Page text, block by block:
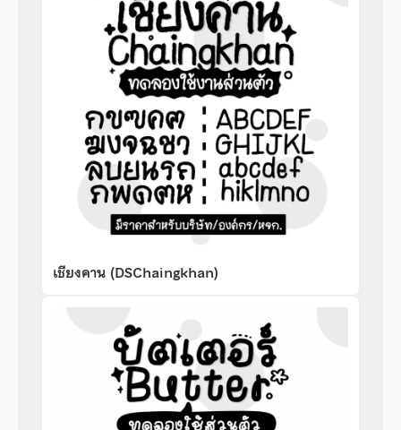
เชียงคาน (DSChaingkhan)